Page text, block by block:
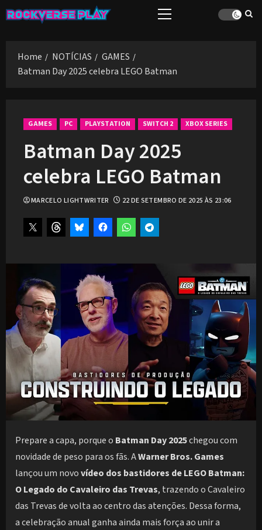
Skip
to
Primary
Home
NOTÍCIAS
GAMES
Batman Day 2025 celebra LEGO Batman
GAMES PC PLAYSTATION SWITCH 2 XBOX SERIES
Batman Day 2025
celebra LEGO Batman
MARCELO LIGHTWRITER 22 DE SETEMBRO DE 2025 ÀS 23:06
Prepare a capa, porque o Batman Day 2025chegou com
novidade de peso para os fãs. AWarner Bros. Games
lançou um novovídeo dos bastidores de LEGO Batman:
O Legado do Cavaleiro das Trevas, trazendo o Cavaleiro
das Trevas de volta ao centro das atenções. Dessa forma,
a celebração anual ganha ainda mais força ao unir a